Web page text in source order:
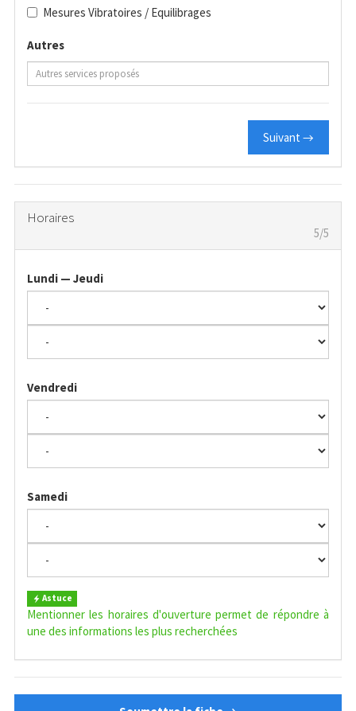
Mesures Vibratoires / Equilibrages
Autres
Suivant →
Horaires
5/5
Lundi — Jeudi
Vendredi
Samedi
Astuce
Mentionner les horaires d'ouverture permet de répondre à
une des informations les plus recherchées